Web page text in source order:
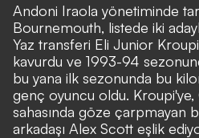
Andoni Iraola yönetiminde
Bournemouth, listede iki
Yaz transferi Eli Junior
kavurdu ve 1993-94
bu yana ilk sezonunda bu
genç oyuncu oldu.
sahasında göze çarpmayan
arkadaşı Alex Scott eşlik